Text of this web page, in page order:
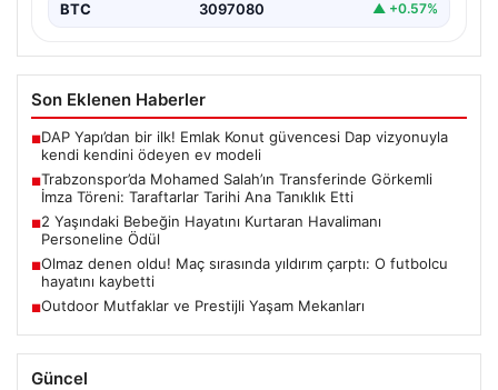
BTC 3097080 ▲ +0.57%
Son Eklenen Haberler
■DAP Yapı’dan bir ilk! Emlak Konut güvencesi Dap vizyonuyla
kendi kendini ödeyen ev modeli
■Trabzonspor’da Mohamed Salah’ın Transferinde Görkemli
İmza Töreni: Taraftarlar Tarihi Ana Tanıklık Etti
■2 Yaşındaki Bebeğin Hayatını Kurtaran Havalimanı
Personeline Ödül
■Olmaz denen oldu! Maç sırasında yıldırım çarptı: O futbolcu
hayatını kaybetti
■Outdoor Mutfaklar ve Prestijli Yaşam Mekanları
Güncel